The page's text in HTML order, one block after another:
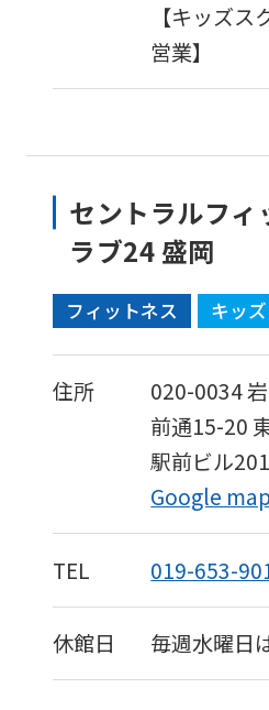
【キッズ
営業】
セントラルフィ
ラブ24 盛岡
フィットネス キッズ
住所 020-0034
前通15-20
駅前ビル
Google
TEL 019-653-
休館日 毎週水曜日